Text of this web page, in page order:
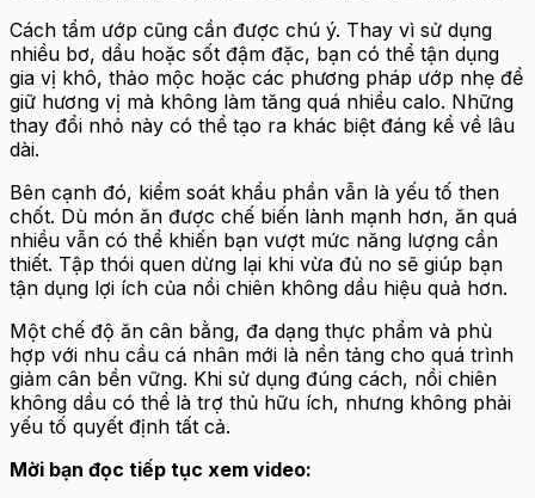
Cách tẩm ướp cũng cần được chú ý. Thay vì sử dụng
nhiều bơ, dầu hoặc sốt đậm đặc, bạn có thể tận dụng
gia vị khô, thảo mộc hoặc các phương pháp ướp nhẹ để
giữ hương vị mà không làm tăng quá nhiều calo. Những
thay đổi nhỏ này có thể tạo ra khác biệt đáng kể về lâu
dài.
Bên cạnh đó, kiểm soát khẩu phần vẫn là yếu tố then
chốt. Dù món ăn được chế biến lành mạnh hơn, ăn quá
nhiều vẫn có thể khiến bạn vượt mức năng lượng cần
thiết. Tập thói quen dừng lại khi vừa đủ no sẽ giúp bạn
tận dụng lợi ích của nồi chiên không dầu hiệu quả hơn.
Một chế độ ăn cân bằng, đa dạng thực phẩm và phù
hợp với nhu cầu cá nhân mới là nền tảng cho quá trình
giảm cân bền vững. Khi sử dụng đúng cách, nồi chiên
không dầu có thể là trợ thủ hữu ích, nhưng không phải
yếu tố quyết định tất cả.
Mời bạn đọc tiếp tục xem video: